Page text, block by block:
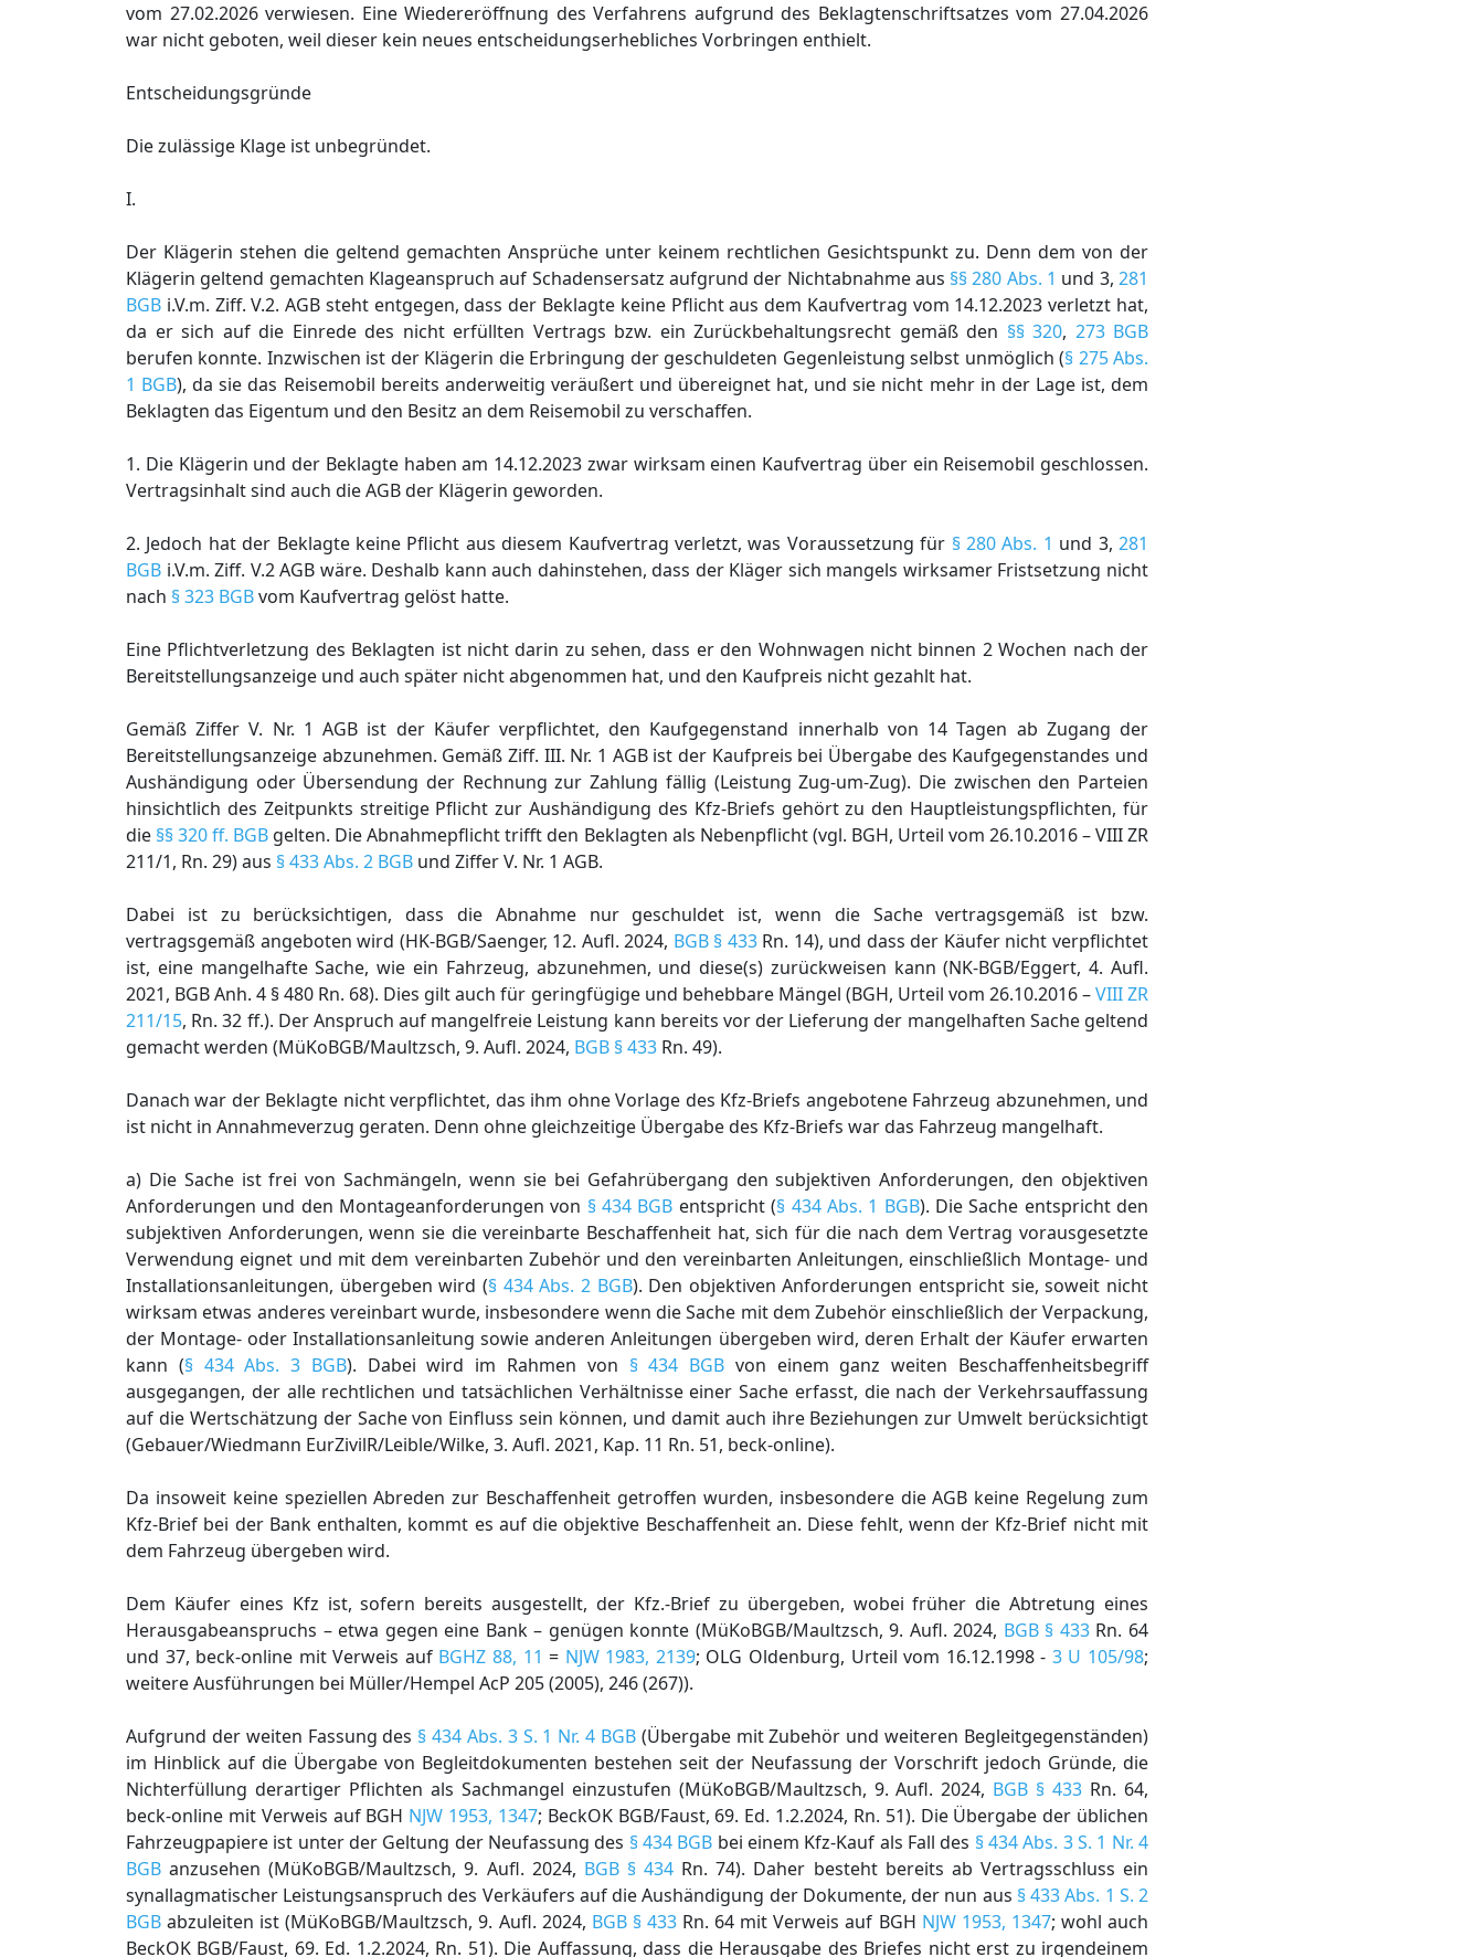
vom 27.02.2026 verwiesen. Eine Wiedereröffnung des Verfahrens aufgrund des Beklagtenschriftsatzes vom 27.04.2026
war nicht geboten, weil dieser kein neues entscheidungserhebliches Vorbringen enthielt.
Entscheidungsgründe
Die zulässige Klage ist unbegründet.
I.
Der Klägerin stehen die geltend gemachten Ansprüche unter keinem rechtlichen Gesichtspunkt zu. Denn dem von der
Klägerin geltend gemachten Klageanspruch auf Schadensersatz aufgrund der Nichtabnahme aus §§ 280 Abs. 1 und 3, 281
BGB i.V.m. Ziff. V.2. AGB steht entgegen, dass der Beklagte keine Pflicht aus dem Kaufvertrag vom 14.12.2023 verletzt hat,
da er sich auf die Einrede des nicht erfüllten Vertrags bzw. ein Zurückbehaltungsrecht gemäß den §§ 320, 273 BGB
berufen konnte. Inzwischen ist der Klägerin die Erbringung der geschuldeten Gegenleistung selbst unmöglich (§ 275 Abs.
1 BGB), da sie das Reisemobil bereits anderweitig veräußert und übereignet hat, und sie nicht mehr in der Lage ist, dem
Beklagten das Eigentum und den Besitz an dem Reisemobil zu verschaffen.
1. Die Klägerin und der Beklagte haben am 14.12.2023 zwar wirksam einen Kaufvertrag über ein Reisemobil geschlossen.
Vertragsinhalt sind auch die AGB der Klägerin geworden.
2. Jedoch hat der Beklagte keine Pflicht aus diesem Kaufvertrag verletzt, was Voraussetzung für § 280 Abs. 1 und 3,281
BGB i.V.m. Ziff. V.2 AGB wäre. Deshalb kann auch dahinstehen, dass der Kläger sich mangels wirksamer Fristsetzung nicht
nach § 323 BGBvom Kaufvertrag gelöst hatte.
Eine Pflichtverletzung des Beklagten ist nicht darin zu sehen, dass er den Wohnwagen nicht binnen 2 Wochen nach der
Bereitstellungsanzeige und auch später nicht abgenommen hat, und den Kaufpreis nicht gezahlt hat.
Gemäß Ziffer V. Nr. 1 AGB ist der Käufer verpflichtet, den Kaufgegenstand innerhalb von 14 Tagen ab Zugang der
Bereitstellungsanzeige abzunehmen. Gemäß Ziff. III. Nr. 1 AGB ist der Kaufpreis bei Übergabe des Kaufgegenstandes und
Aushändigung oder Übersendung der Rechnung zur Zahlung fällig (Leistung Zug-um-Zug). Die zwischen den Parteien
hinsichtlich des Zeitpunkts streitige Pflicht zur Aushändigung des Kfz-Briefs gehört zu den Hauptleistungspflichten, für
die §§ 320 ff. BGB gelten. Die Abnahmepflicht trifft den Beklagten als Nebenpflicht (vgl. BGH, Urteil vom 26.10.2016 – VIII ZR
211/1, Rn. 29) aus § 433 Abs. 2 BGB und Ziffer V. Nr. 1 AGB.
Dabei ist zu berücksichtigen, dass die Abnahme nur geschuldet ist, wenn die Sache vertragsgemäß ist bzw.
vertragsgemäß angeboten wird (HK-BGB/Saenger, 12. Aufl. 2024, BGB § 433Rn. 14), und dass der Käufer nicht verpflichtet
ist, eine mangelhafte Sache, wie ein Fahrzeug, abzunehmen, und diese(s) zurückweisen kann (NK-BGB/Eggert, 4. Aufl.
2021, BGB Anh. 4 § 480 Rn. 68). Dies gilt auch für geringfügige und behebbare Mängel (BGH, Urteil vom 26.10.2016 –VIII ZR
211/15, Rn. 32 ff.). Der Anspruch auf mangelfreie Leistung kann bereits vor der Lieferung der mangelhaften Sache geltend
gemacht werden (MüKoBGB/Maultzsch, 9. Aufl. 2024, BGB § 433 Rn. 49).
Danach war der Beklagte nicht verpflichtet, das ihm ohne Vorlage des Kfz-Briefs angebotene Fahrzeug abzunehmen, und
ist nicht in Annahmeverzug geraten. Denn ohne gleichzeitige Übergabe des Kfz-Briefs war das Fahrzeug mangelhaft.
a) Die Sache ist frei von Sachmängeln, wenn sie bei Gefahrübergang den subjektiven Anforderungen, den objektiven
Anforderungen und den Montageanforderungen von § 434 BGB entspricht (§ 434 Abs. 1 BGB). Die Sache entspricht den
subjektiven Anforderungen, wenn sie die vereinbarte Beschaffenheit hat, sich für die nach dem Vertrag vorausgesetzte
Verwendung eignet und mit dem vereinbarten Zubehör und den vereinbarten Anleitungen, einschließlich Montage- und
Installationsanleitungen, übergeben wird (§ 434 Abs. 2 BGB). Den objektiven Anforderungen entspricht sie, soweit nicht
wirksam etwas anderes vereinbart wurde, insbesondere wenn die Sache mit dem Zubehör einschließlich der Verpackung,
der Montage- oder Installationsanleitung sowie anderen Anleitungen übergeben wird, deren Erhalt der Käufer erwarten
kann (§ 434 Abs. 3 BGB). Dabei wird im Rahmen von § 434 BGB von einem ganz weiten Beschaffenheitsbegriff
ausgegangen, der alle rechtlichen und tatsächlichen Verhältnisse einer Sache erfasst, die nach der Verkehrsauffassung
auf die Wertschätzung der Sache von Einfluss sein können, und damit auch ihre Beziehungen zur Umwelt berücksichtigt
(Gebauer/Wiedmann EurZivilR/Leible/Wilke, 3. Aufl. 2021, Kap. 11 Rn. 51, beck-online).
Da insoweit keine speziellen Abreden zur Beschaffenheit getroffen wurden, insbesondere die AGB keine Regelung zum
Kfz-Brief bei der Bank enthalten, kommt es auf die objektive Beschaffenheit an. Diese fehlt, wenn der Kfz-Brief nicht mit
dem Fahrzeug übergeben wird.
Dem Käufer eines Kfz ist, sofern bereits ausgestellt, der Kfz.-Brief zu übergeben, wobei früher die Abtretung eines
Herausgabeanspruchs – etwa gegen eine Bank – genügen konnte (MüKoBGB/Maultzsch, 9. Aufl. 2024, BGB § 433Rn. 64
und 37, beck-online mit Verweis auf BGHZ 88, 11 = NJW 1983, 2139; OLG Oldenburg, Urteil vom 16.12.1998 - 3 U 105/98;
weitere Ausführungen bei Müller/Hempel AcP 205 (2005), 246 (267)).
Aufgrund der weiten Fassung des § 434 Abs. 3 S. 1 Nr. 4 BGB(Übergabe mit Zubehör und weiteren Begleitgegenständen)
im Hinblick auf die Übergabe von Begleitdokumenten bestehen seit der Neufassung der Vorschrift jedoch Gründe, die
Nichterfüllung derartiger Pflichten als Sachmangel einzustufen (MüKoBGB/Maultzsch, 9. Aufl. 2024, BGB § 433 Rn. 64,
beck-online mit Verweis auf BGH NJW 1953, 1347; BeckOK BGB/Faust, 69. Ed. 1.2.2024, Rn. 51). Die Übergabe der üblichen
Fahrzeugpapiere ist unter der Geltung der Neufassung des § 434 BGB bei einem Kfz-Kauf als Fall des § 434 Abs. 3 S. 1 Nr. 4
BGB anzusehen (MüKoBGB/Maultzsch, 9. Aufl. 2024, BGB § 434 Rn. 74). Daher besteht bereits ab Vertragsschluss ein
synallagmatischer Leistungsanspruch des Verkäufers auf die Aushändigung der Dokumente, der nun aus § 433 Abs. 1 S. 2
BGB abzuleiten ist (MüKoBGB/Maultzsch, 9. Aufl. 2024, BGB § 433Rn. 64 mit Verweis auf BGH NJW 1953, 1347; wohl auch
BeckOK BGB/Faust, 69. Ed. 1.2.2024, Rn. 51). Die Auffassung, dass die Herausgabe des Briefes nicht erst zu irgendeinem